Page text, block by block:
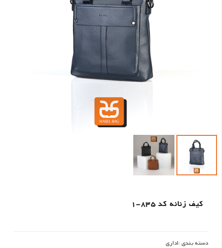
کیف زنانه کد 835-1
دسته بندی :اداری